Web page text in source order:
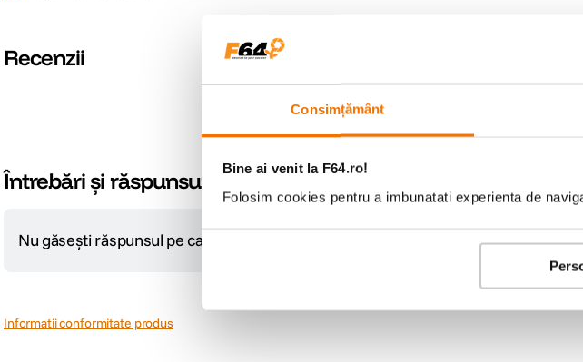
Consimțământ
Bine ai venit la F64.ro!
Folosim cookies pentru a imbunatati experienta de
Utilizare
Trepte de prajire
1550 W
Recenzii
Întrebări și răspunsuri
Nu găsești răspunsul pe care îl cauți?
Informatii conformitate produs